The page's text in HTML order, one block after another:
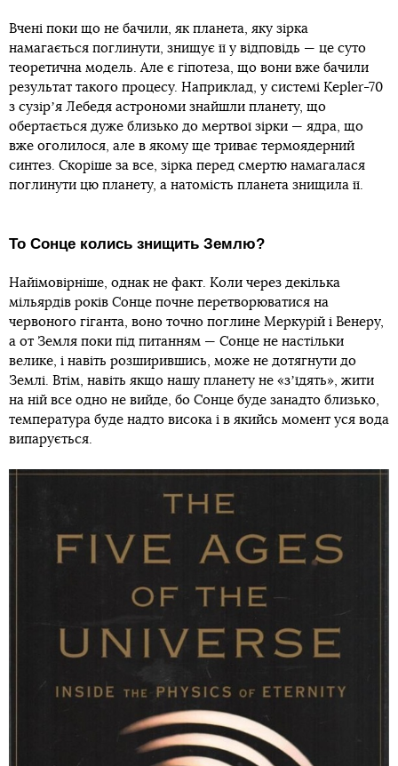
Вчені поки що не бачили, як планета, яку зірка
намагається поглинути, знищує її у відповідь — це суто
теоретична модель. Але є гіпотеза, що вони вже бачили
результат такого процесу. Наприклад, у системі Kepler-70
з сузірʼя Лебедя астрономи знайшли планету, що
обертається дуже близько до мертвої зірки — ядра, що
вже оголилося, але в якому ще триває термоядерний
синтез. Скоріше за все, зірка перед смертю намагалася
поглинути цю планету, а натомість планета знищила її.
То Сонце колись знищить Землю?
Найімовірніше, однак не факт. Коли через декілька
мільярдів років Сонце почне перетворюватися на
червоного гіганта, воно точно поглине Меркурій і Венеру,
а от Земля поки під питанням — Сонце не настільки
велике, і навіть розширившись, може не дотягнути до
Землі. Втім, навіть якщо нашу планету не «зʼїдять», жити
на ній все одно не вийде, бо Сонце буде занадто близько,
температура буде надто висока і в якийсь момент уся вода
випарується.